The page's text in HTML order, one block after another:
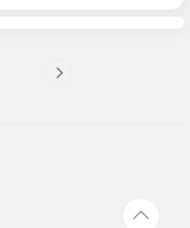
심집사에서 만든